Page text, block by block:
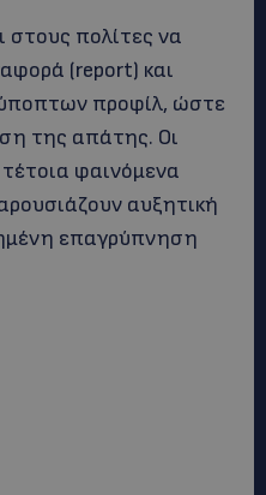
πολίτες να
(report) και
προφίλ, ώστε
της απάτης. Οι
φαινόμενα
αυξητική
επαγρύπνηση